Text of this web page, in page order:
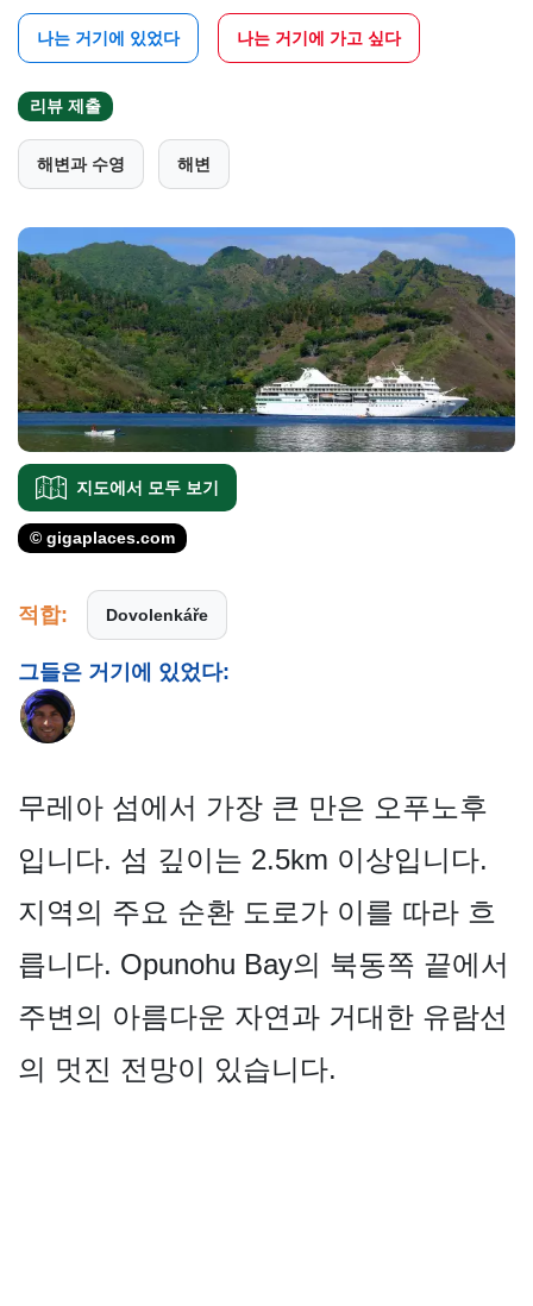
나는 거기에 있었다 나는 거기에 가고 싶다
리뷰 제출
해변과 수영 해변
지도에서 모두 보기
© gigaplaces.com
적합: Dovolenkáře
그들은 거기에 있었다:
무레아 섬에서 가장 큰 만은 오푸노후
입니다. 섬 깊이는 2.5km 이상입니다.
지역의 주요 순환 도로가 이를 따라 흐
릅니다. Opunohu Bay의 북동쪽 끝에서
주변의 아름다운 자연과 거대한 유람선
의 멋진 전망이 있습니다.